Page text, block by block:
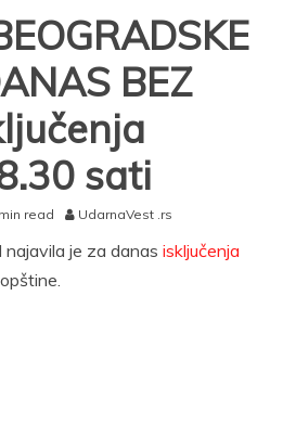
BEZ
sati
read UdarnaVest .rs
je za danas isključenja